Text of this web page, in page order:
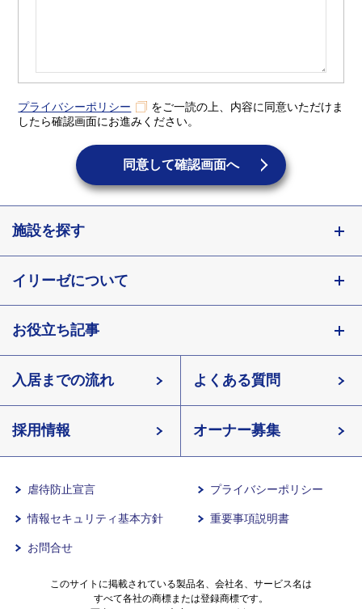
プライバシーポリシー
をご一読の上、内容に同意いただけま
したら確認画面にお進みください。
同意して確認画面へ
施設を探す
東京都
埼玉県
北海道 宮城県
長野県 愛知県
滋賀県 兵庫県
イリーゼについて
会社概要
有料老人ホームイリーゼとは
イリーゼが選ばれる理由
一日の流れ
お役立ち記事
知っておきたい介護の知識
介護用語をわかりやすく説明
有料老人ホームとは
有料老人ホームを選ぶ時のポイント
入居までの流れ よくある質問
採用情報 オーナー募集
虐待防止宣言 プライバシーポリシー
情報セキュリティ基本方針 重要事項説明書
お問合せ
このサイトに掲載されている製品名、会社名、サービス名は
すべて各社の商標または登録商標です。